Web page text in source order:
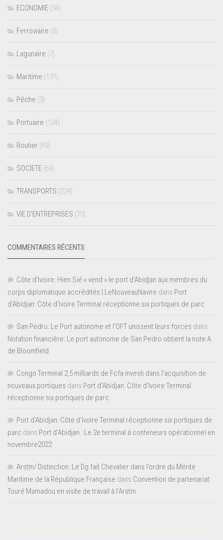
ECONOMIE (34)
Ferroviaire (3)
Lagunaire (7)
Maritime (131)
Pêche (3)
Portuaire (124)
Routier (49)
SOCIETE (69)
TRANSPORTS (224)
VIE D’ENTREPRISES (70)
COMMENTAIRES RÉCENTS
Côte d'Ivoire: Hien Sié « vend » le port d'Abidjan aux membres du
corps diplomatique accrédités | LeNouveauNavire dans Port
d’Abidjan: Côte d’Ivoire Terminal réceptionne six portiques de parc
San Pedro: Le Port autonome et l’OFT unissent leurs forces dans
Notation financière: Le port autonome de San Pedro obtient la note A
de Bloomfield
Congo Terminal 2,5 milliards de Fcfa investi dans l’acquisition de
nouveaux portiques dans Port d’Abidjan: Côte d’Ivoire Terminal
réceptionne six portiques de parc
Port d'Abidjan: Côte d’Ivoire Terminal réceptionne six portiques de
parc dans Port d’Abidjan : Le 2e terminal à conteneurs opérationnel en
novembre2022
Arstm/ Distinction: Le Dg fait Chevalier dans l’ordre du Mérite
Maritime de la République Française dans Convention de partenariat:
Touré Mamadou en visite de travail à l’Arstm